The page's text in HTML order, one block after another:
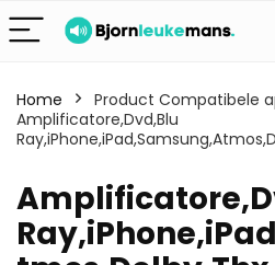
Home
Product Compatibele
Amplificatore,Dvd,Blu